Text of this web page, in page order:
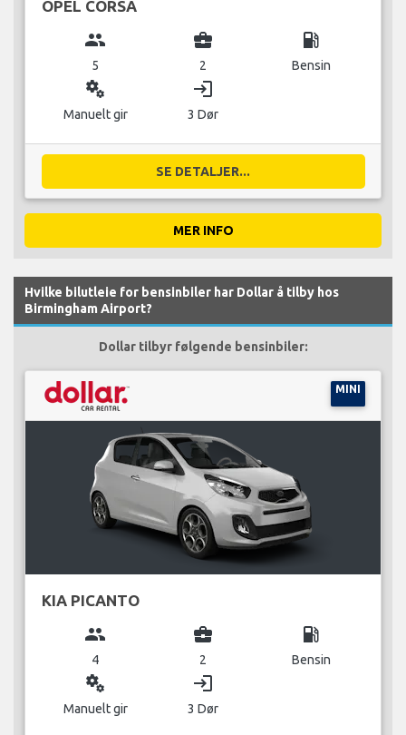
OPEL CORSA
group
5
business_center
2
local_gas_station
Bensin
miscellaneous_services
Manuelt gir
login
3 Dør
SE DETALJER...
MER INFO
Hvilke bilutleie for bensinbiler har Dollar å tilby hos
Birmingham Airport?
Dollar tilbyr følgende bensinbiler:
MINI
KIA PICANTO
group
4
business_center
2
local_gas_station
Bensin
miscellaneous_services
Manuelt gir
login
3 Dør